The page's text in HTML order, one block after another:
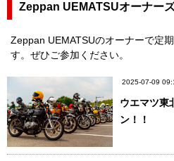
Zeppan UEMATSUオーナー
Zeppan UEMATSUのオーナーで定
す。ぜひご参加ください。
2025-07-09
ウエマツ東
ン！！